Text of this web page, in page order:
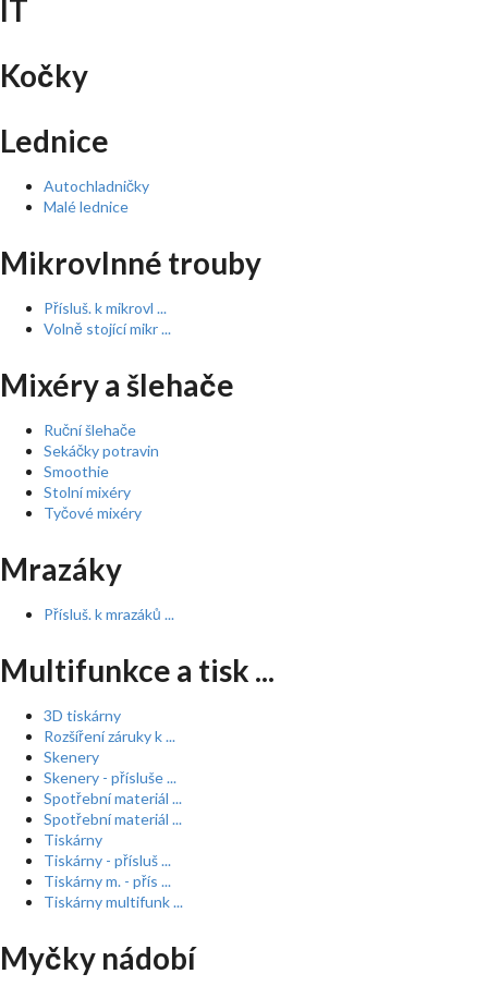
IT
Kočky
Lednice
Autochladničky
Malé lednice
Mikrovlnné trouby
Přísluš. k mikrovl ...
Volně stojící mikr ...
Mixéry a šlehače
Ruční šlehače
Sekáčky potravin
Smoothie
Stolní mixéry
Tyčové mixéry
Mrazáky
Přísluš. k mrazáků ...
Multifunkce a tisk ...
3D tiskárny
Rozšíření záruky k ...
Skenery
Skenery - přísluše ...
Spotřební materiál ...
Spotřební materiál ...
Tiskárny
Tiskárny - přísluš ...
Tiskárny m. - přís ...
Tiskárny multifunk ...
Myčky nádobí